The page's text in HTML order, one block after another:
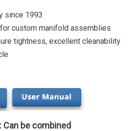
since 1993
custom manifold assemblies
tightness, excellent cleanability
Can be combined